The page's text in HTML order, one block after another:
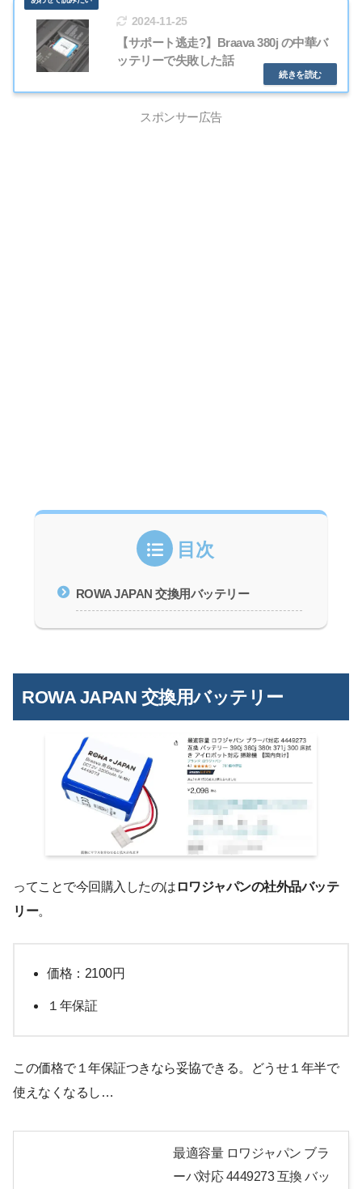
2024-11-25
【サポート逃走?】Braava 380j の中華バ
ッテリーで失敗した話
スポンサー広告
目次
ROWA JAPAN 交換用バッテリー
ROWA JAPAN 交換用バッテリー
ってことで今回購入したのは ロワジャパンの社外品バッテ
リー。
価格：2100円
１年保証
この価格で１年保証つきなら妥協できる。どうせ１年半で
使えなくなるし…
最適容量 ロワジャパン ブラ
ーバ対応 4449273 互換 バッ